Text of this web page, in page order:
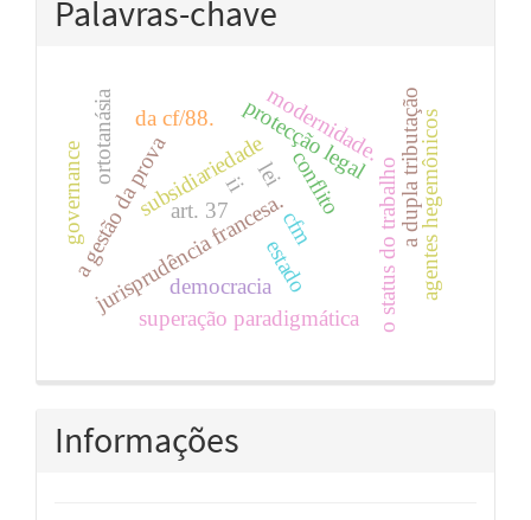
Palavras-chave
conflito
estado
protecção legal
o status do trabalho
lei
jurisprudência francesa.
a dupla tributação
subsidiariedade
modernidade.
democracia agentes hegemônicos
superação paradigmática
a gestão da prova
governance cfm
ortotanásia da cf/88.
ii
art. 37
Informações